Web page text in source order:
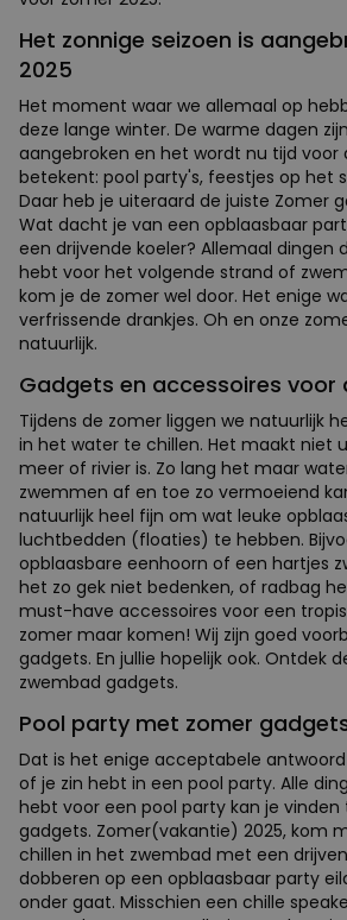
Het zonnige seizoen is
2025
Het moment waar we allemaal op
deze lange winter. De warme dagen
aangebroken en het wordt nu tijd voor
betekent: pool party's, feestjes op het
Daar heb je uiteraard de juiste Zomer
Wat dacht je van een opblaasbaar
een drijvende koeler? Allemaal dingen
hebt voor het volgende strand of
kom je de zomer wel door. Het enige
verfrissende drankjes. Oh en onze
natuurlijk.
Gadgets en accessoires voor
Tijdens de zomer liggen we natuurlijk
in het water te chillen. Het maakt niet
meer of rivier is. Zo lang het maar
zwemmen af en toe zo vermoeiend
natuurlijk heel fijn om wat leuke
luchtbedden (floaties) te hebben.
opblaasbare eenhoorn of een hartjes
het zo gek niet bedenken, of radbag
must-have accessoires voor een
zomer maar komen! Wij zijn goed
gadgets. En jullie hopelijk ook. Ontdek
zwembad gadgets.
Pool party met zomer
Dat is het enige acceptabele
of je zin hebt in een pool party. Alle
hebt voor een pool party kan je vinden
gadgets. Zomer(vakantie) 2025, kom
chillen in het zwembad met een
dobberen op een opblaasbaar party
onder gaat. Misschien een chille